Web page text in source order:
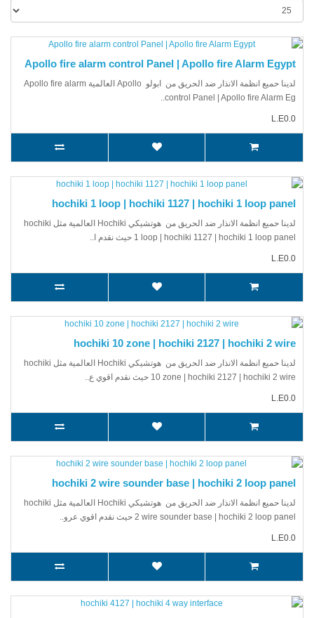
Apollo fire alarm control Panel | Apollo fire Alarm Egypt
لدينا حميع انظمة الانذار ضد الحريق من ابولو Apollo العالمية Apollo fire alarm
control Panel | Apollo fire Alarm Eg..
L.E0.0
hochiki 1 loop | hochiki 1127 | hochiki 1 loop panel
لدينا حميع انظمة الانذار ضد الحريق من هوتشيكي Hochiki العالمية مثل hochiki
1 loop | hochiki 1127 | hochiki 1 loop panel حيث نقدم ا..
L.E0.0
hochiki 10 zone | hochiki 2127 | hochiki 2 wire
لدينا حميع انظمة الانذار ضد الحريق من هوتشيكي Hochiki العالمية مثل hochiki
10 zone | hochiki 2127 | hochiki 2 wire حيث نقدم اقوي ع..
L.E0.0
hochiki 2 wire sounder base | hochiki 2 loop panel
لدينا حميع انظمة الانذار ضد الحريق من هوتشيكي Hochiki العالمية مثل hochiki
2 wire sounder base | hochiki 2 loop panel حيث نقدم اقوي عرو..
L.E0.0